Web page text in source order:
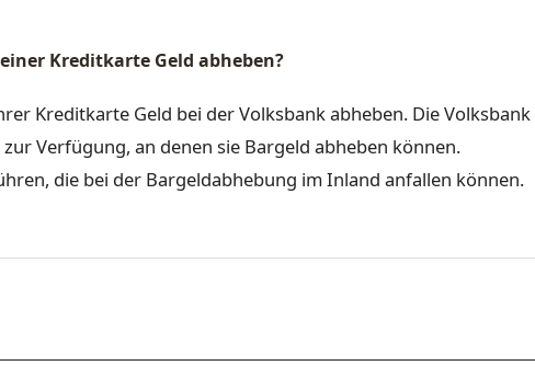
Kreditkarte Geld abheben?
Kreditkarte Geld bei der Volksbank abheben. Die Volksbank
Verfügung, an denen sie Bargeld abheben können.
die bei der Bargeldabhebung im Inland anfallen können.